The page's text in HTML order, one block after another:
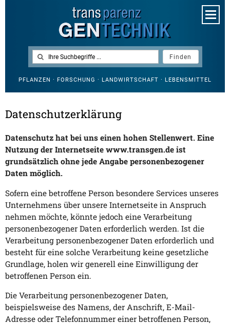
PFLANZEN · FORSCHUNG · LANDWIRTSCHAFT · LEBENSMITTEL
Datenschutzerklärung
Datenschutz hat bei uns einen hohen Stellenwert. Eine
Nutzung der Internetseite www.transgen.de ist
grundsätzlich ohne jede Angabe personenbezogener
Daten möglich.
Sofern eine betroffene Person besondere Services unseres
Unternehmens über unsere Internetseite in Anspruch
nehmen möchte, könnte jedoch eine Verarbeitung
personenbezogener Daten erforderlich werden. Ist die
Verarbeitung personenbezogener Daten erforderlich und
besteht für eine solche Verarbeitung keine gesetzliche
Grundlage, holen wir generell eine Einwilligung der
betroffenen Person ein.
Die Verarbeitung personenbezogener Daten,
beispielsweise des Namens, der Anschrift, E-Mail-
Adresse oder Telefonnummer einer betroffenen Person,